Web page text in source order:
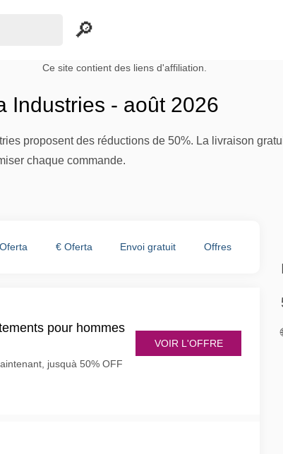
Ce site contient des liens d'affiliation.
Industries - août 2026
proposent des réductions de 50%. La livraison
chaque commande.
€ Oferta Envoi gratuit Offres
pour hommes
jusquà 50% OFF
VOIR L'OFFRE